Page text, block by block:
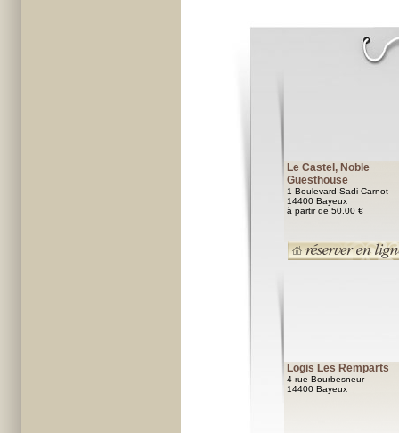
Le Castel, Noble
Guesthouse
1 Boulevard Sadi Carnot
14400 Bayeux
à partir de 50.00 €
Logis Les Remparts
4 rue Bourbesneur
14400 Bayeux